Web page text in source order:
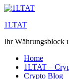
Zum
springen
1LTAT
Ihr Währungsblock
Home
1LTAT –
Crypto Blog